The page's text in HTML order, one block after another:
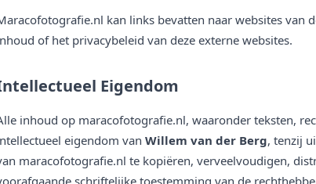
kan links bevatten naar websites
of het privacybeleid van deze externe websites.
Eigendom
inhoud op maracofotografie.nl, waaronder teksten,
eigendom van Willem van der Berg, tenzij
maracofotografie.nl te kopiëren, verveelvoudigen,
schriftelijke toestemming van de